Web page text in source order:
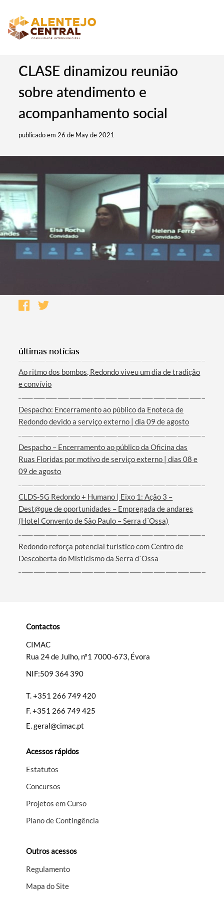
Termo de Pesquisa
CLASE dinamizou reunião
sobre atendimento e
acompanhamento social
publicado em 26 de May de 2021
últimas notícias
Ao ritmo dos bombos, Redondo viveu um dia de tradição
e convívio
Despacho: Encerramento ao público da Enoteca de
Redondo devido a serviço externo | dia 09 de agosto
Despacho – Encerramento ao público da Oficina das
Ruas Floridas por motivo de serviço externo | dias 08 e
09 de agosto
CLDS-5G Redondo + Humano | Eixo 1: Ação 3 –
Dest@que de oportunidades – Empregada de andares
(Hotel Convento de São Paulo – Serra d´Ossa)
Redondo reforça potencial turístico com Centro de
Descoberta do Misticismo da Serra d´Ossa
Contactos
CIMAC
Rua 24 de Julho, nº1 7000-673, Évora
NIF:509 364 390
T.+351 266 749 420
F.+351 266 749 425
E.geral@cimac.pt
Acessos rápidos
Estatutos
Concursos
Projetos em Curso
Plano de Contingência
Outros acessos
Regulamento
Mapa do Site